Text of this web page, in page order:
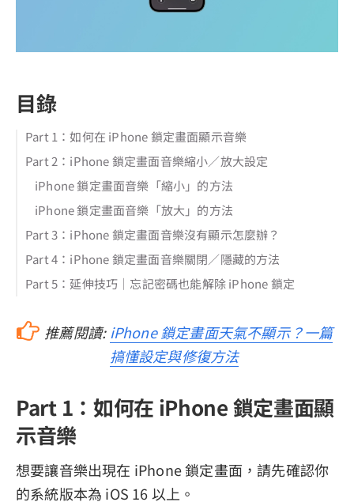
目錄
Part 1：如何在 iPhone 鎖定畫面顯示音樂
Part 2：iPhone 鎖定畫面音樂縮小／放大設定
iPhone 鎖定畫面音樂「縮小」的方法
iPhone 鎖定畫面音樂「放大」的方法
Part 3：iPhone 鎖定畫面音樂沒有顯示怎麼辦？
Part 4：iPhone 鎖定畫面音樂關閉／隱藏的方法
Part 5：延伸技巧｜忘記密碼也能解除 iPhone 鎖定
推薦閱讀: iPhone 鎖定畫面天氣不顯示？一篇
搞懂設定與修復方法
Part 1：如何在 iPhone 鎖定畫面顯
示音樂
想要讓音樂出現在 iPhone 鎖定畫面，請先確認你
的系統版本為 iOS 16 以上。